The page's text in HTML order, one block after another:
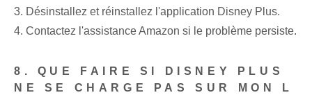
3. Désinstallez et réinstallez l'application Disney Plus.
4. Contactez l'assistance Amazon si le problème persiste.
8. QUE FAIRE SI DISNEY PLUS
NE SE CHARGE PAS SUR MON L